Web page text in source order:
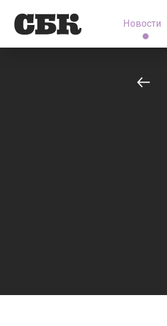
Новости